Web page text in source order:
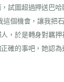
試圖超過押送巴哈
這個機會，讓我把
，於是轉身對羈
確的事吧，她認